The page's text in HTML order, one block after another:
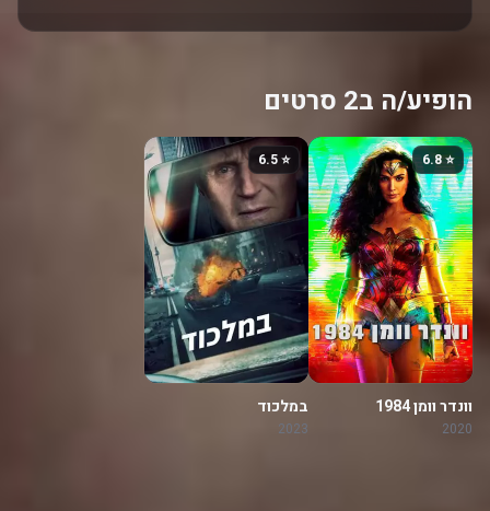
הופיע/ה ב2 סרטים
⭐ 6.8
וונדר וומן 1984
2020
⭐ 6.5
במלכוד
2023